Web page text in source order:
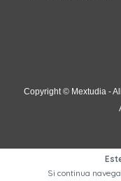
Copyright © Mextudia -
Si continua